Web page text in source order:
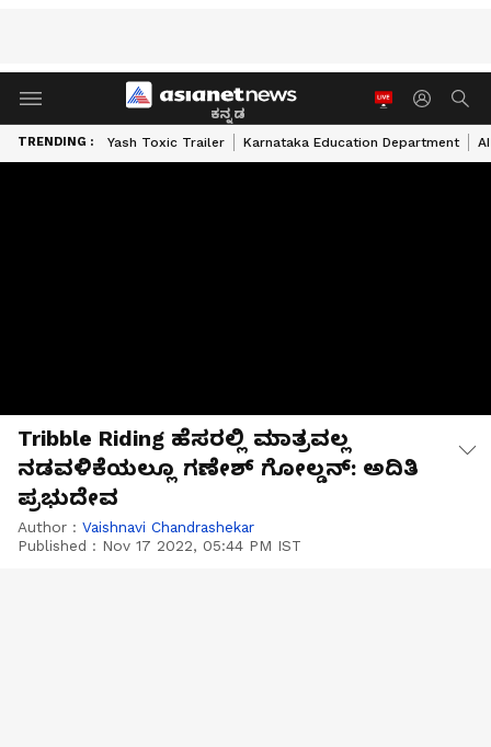
ಕನ್ನಡ
TRENDING : Yash Toxic Trailer Karnataka Education Department
Tribble Riding ಹೆಸರಲ್ಲಿ ಮಾತ್ರವಲ್ಲ
ನಡವಳಿಕೆಯಲ್ಲೂ ಗಣೇಶ್‌ ಗೋಲ್ಡನ್: ಅದಿತಿ
ಪ್ರಭುದೇವ
Author : Vaishnavi Chandrashekar
Published : Nov 17 2022, 05:44 PM IST